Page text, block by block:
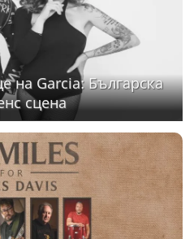
на Garcia: Българска
сцена